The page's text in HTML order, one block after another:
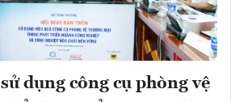
dụng công cụ phòng vệ